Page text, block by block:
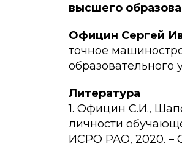
высшего
Официн Сергей
точное
образовательного
Литература
1. Официн С.И.,
личности
ИСРО РАО, 2020. –